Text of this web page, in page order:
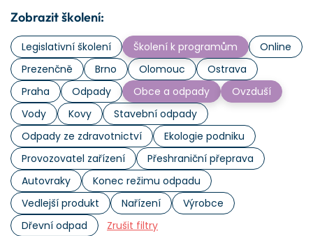
Zobrazit školení:
Legislativní školení Školení k programům
Online
Prezenčně
Brno Olomouc
Ostrava
Praha
Odpady Obce a odpady
Ovzduší
Vody
Kovy
Stavební odpady
Odpady ze zdravotnictví
Ekologie podniku
Provozovatel zařízení
Přeshraniční přeprava
Autovraky
Konec režimu odpadu
Vedlejší produkt
Nařízení
Výrobce
Dřevní odpad
Zrušit filtry